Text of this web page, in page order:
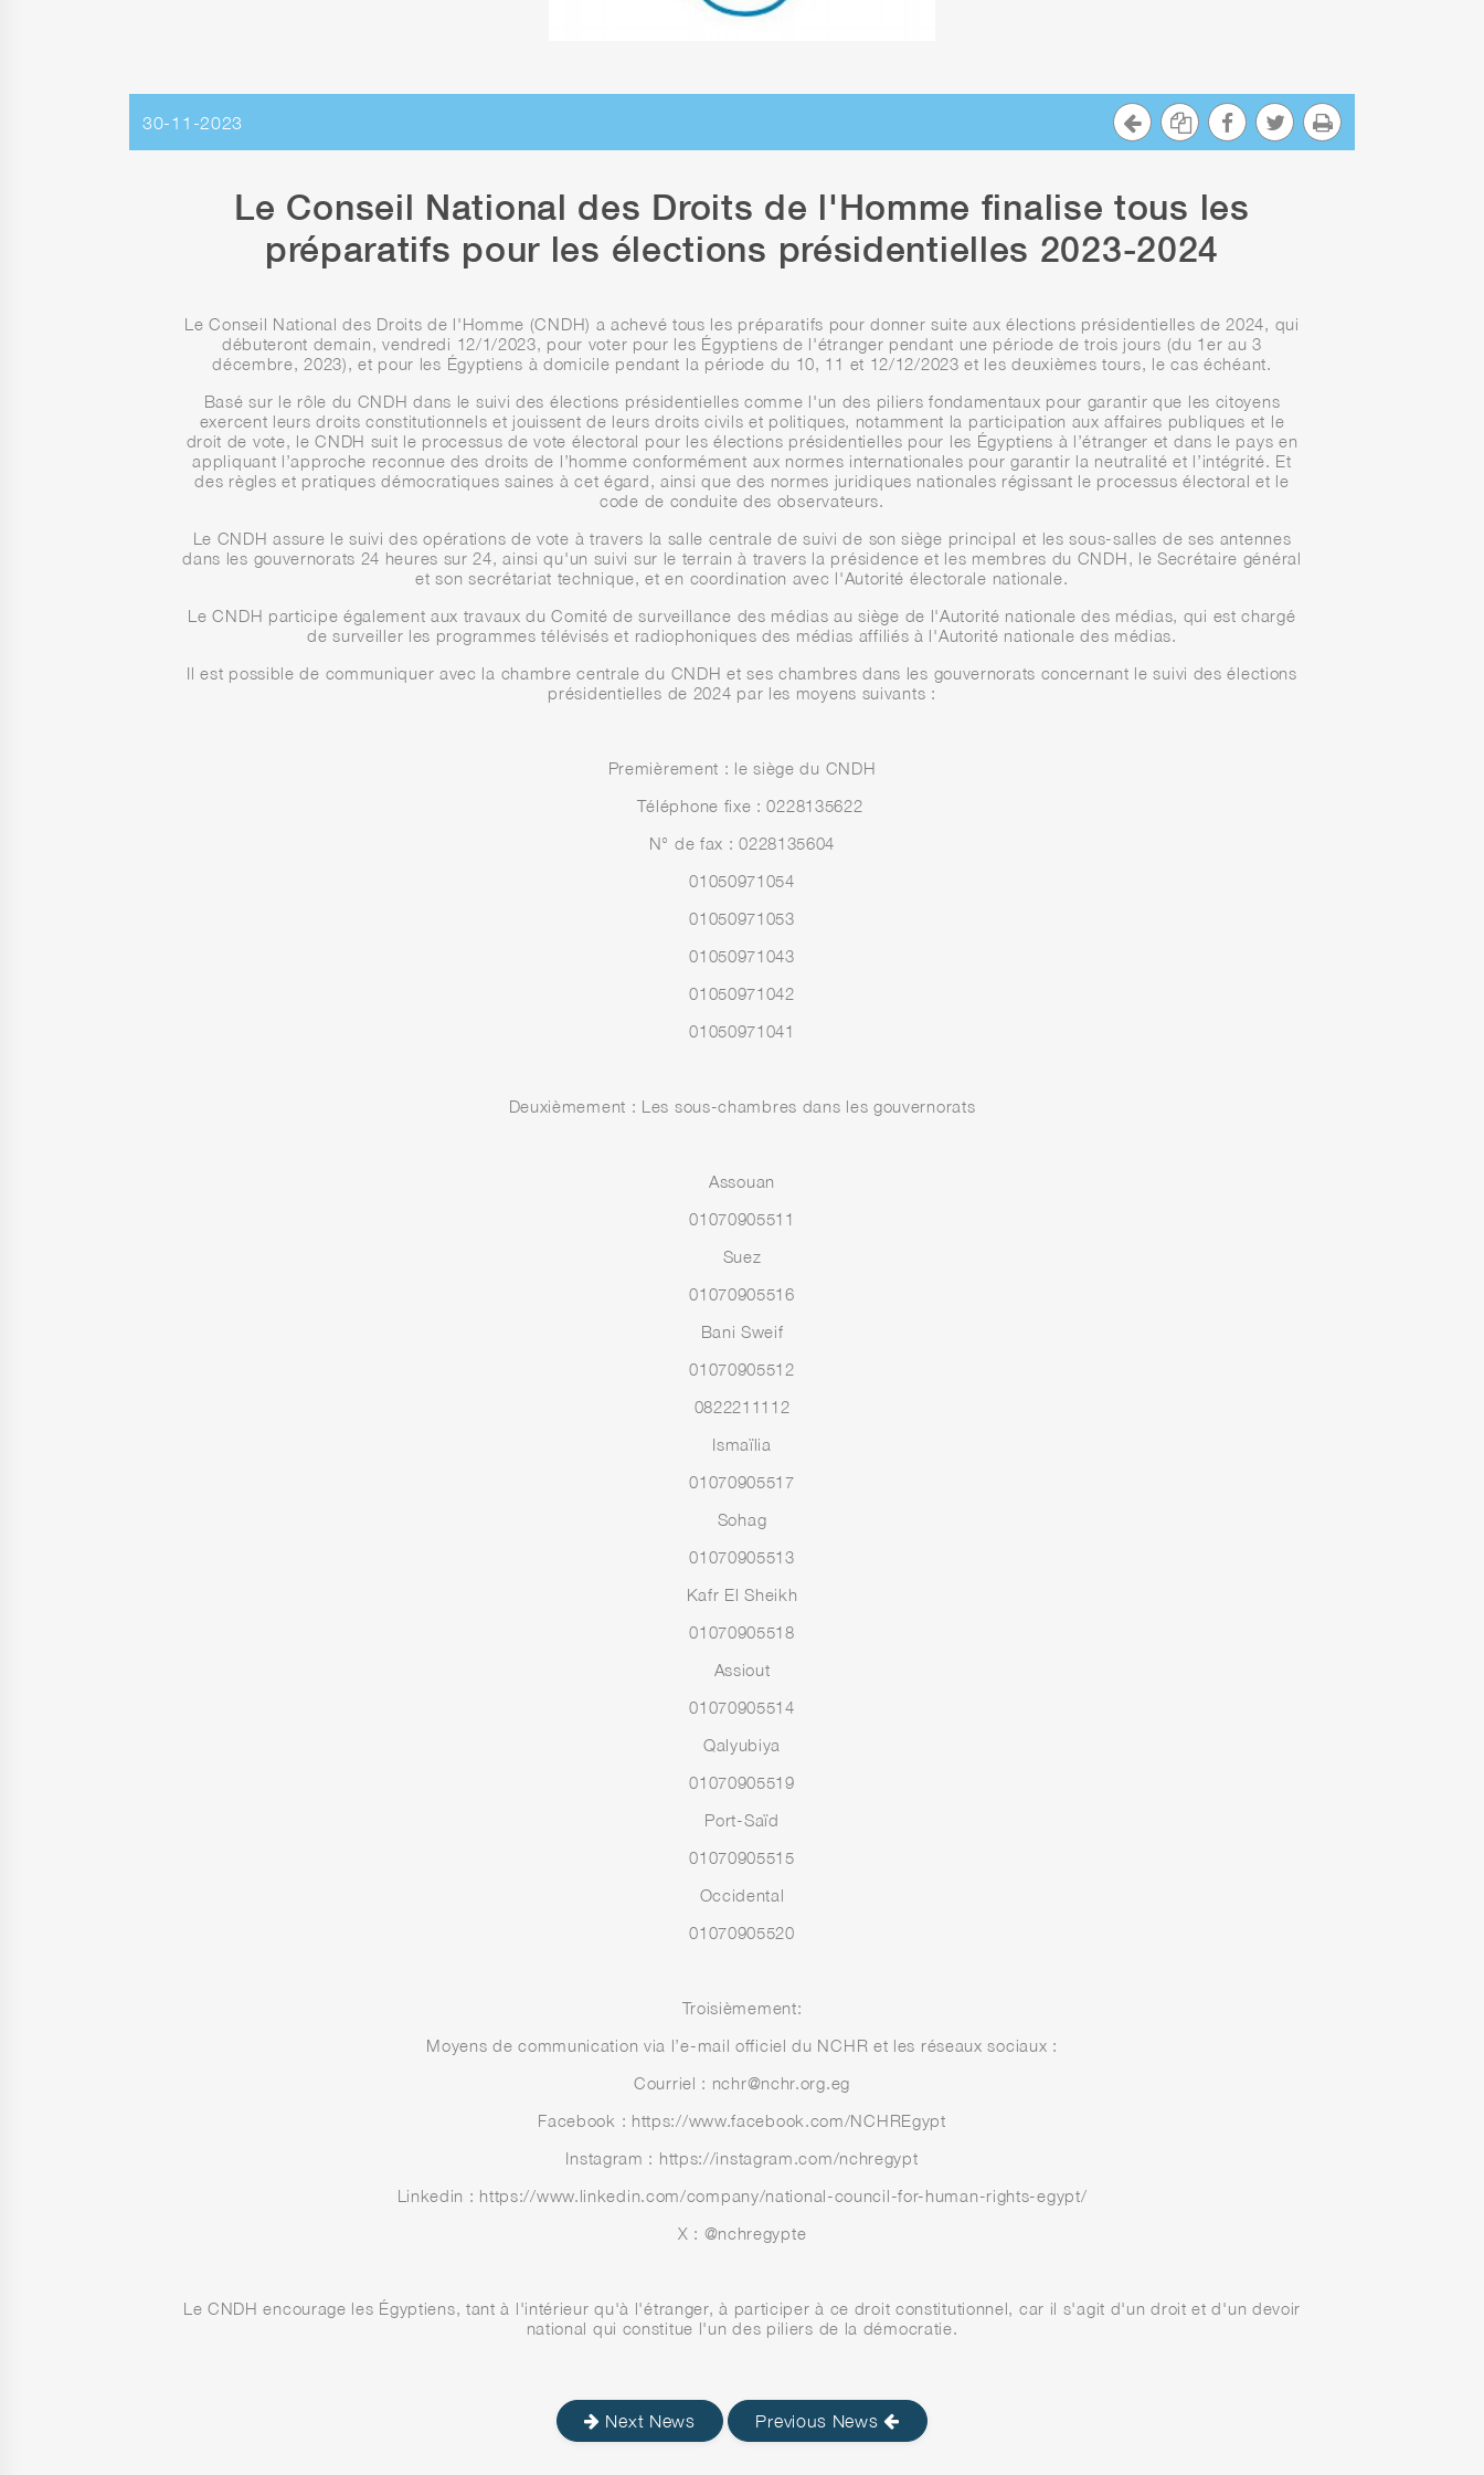
30-11-2023
Le Conseil National des Droits de l'Homme finalise tous les
préparatifs pour les élections présidentielles 2023-2024
Le Conseil National des Droits de l'Homme (CNDH) a achevé tous les préparatifs pour donner suite aux élections présidentielles de 2024, qui
débuteront demain, vendredi 12/1/2023, pour voter pour les Égyptiens de l'étranger pendant une période de trois jours (du 1er au 3
décembre, 2023), et pour les Égyptiens à domicile pendant la période du 10, 11 et 12/12/2023 et les deuxièmes tours, le cas échéant.
Basé sur le rôle du CNDH dans le suivi des élections présidentielles comme l'un des piliers fondamentaux pour garantir que les citoyens
exercent leurs droits constitutionnels et jouissent de leurs droits civils et politiques, notamment la participation aux affaires publiques et le
droit de vote, le CNDH suit le processus de vote électoral pour les élections présidentielles pour les Égyptiens à l’étranger et dans le pays en
appliquant l’approche reconnue des droits de l’homme conformément aux normes internationales pour garantir la neutralité et l’intégrité. Et
des règles et pratiques démocratiques saines à cet égard, ainsi que des normes juridiques nationales régissant le processus électoral et le
code de conduite des observateurs.
Le CNDH assure le suivi des opérations de vote à travers la salle centrale de suivi de son siège principal et les sous-salles de ses antennes
dans les gouvernorats 24 heures sur 24, ainsi qu'un suivi sur le terrain à travers la présidence et les membres du CNDH, le Secrétaire général
et son secrétariat technique, et en coordination avec l'Autorité électorale nationale.
Le CNDH participe également aux travaux du Comité de surveillance des médias au siège de l'Autorité nationale des médias, qui est chargé
de surveiller les programmes télévisés et radiophoniques des médias affiliés à l'Autorité nationale des médias.
Il est possible de communiquer avec la chambre centrale du CNDH et ses chambres dans les gouvernorats concernant le suivi des élections
présidentielles de 2024 par les moyens suivants :
Premièrement : le siège du CNDH
Téléphone fixe : 0228135622
N° de fax : 0228135604
01050971054
01050971053
01050971043
01050971042
01050971041
Deuxièmement : Les sous-chambres dans les gouvernorats
Assouan
01070905511
Suez
01070905516
Bani Sweif
01070905512
0822211112
Ismaïlia
01070905517
Sohag
01070905513
Kafr El Sheikh
01070905518
Assiout
01070905514
Qalyubiya
01070905519
Port-Saïd
01070905515
Occidental
01070905520
Troisièmement:
Moyens de communication via l’e-mail officiel du NCHR et les réseaux sociaux :
Courriel : nchr@nchr.org.eg
Facebook : https://www.facebook.com/NCHREgypt
Instagram : https://instagram.com/nchregypt
Linkedin : https://www.linkedin.com/company/national-council-for-human-rights-egypt/
X : @nchregypte
Le CNDH encourage les Égyptiens, tant à l'intérieur qu'à l'étranger, à participer à ce droit constitutionnel, car il s'agit d'un droit et d'un devoir
national qui constitue l'un des piliers de la démocratie.
Next News Previous News